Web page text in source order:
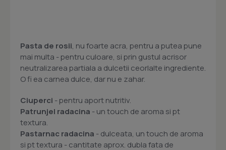
Pasta de rosii, nu foarte acra, pentru a putea pune
mai multa - pentru culoare, si prin gustul acrisor
neutralizarea partiala a dulcetii ceorlalte ingrediente.
O fi ea carnea dulce, dar nu e zahar.
Ciuperci - pentru aport nutritiv.
Patrunjel radacina - un touch de aroma si pt
textura.
Pastarnac radacina - dulceata, un touch de aroma
si pt textura - cantitate aprox. dubla fata de